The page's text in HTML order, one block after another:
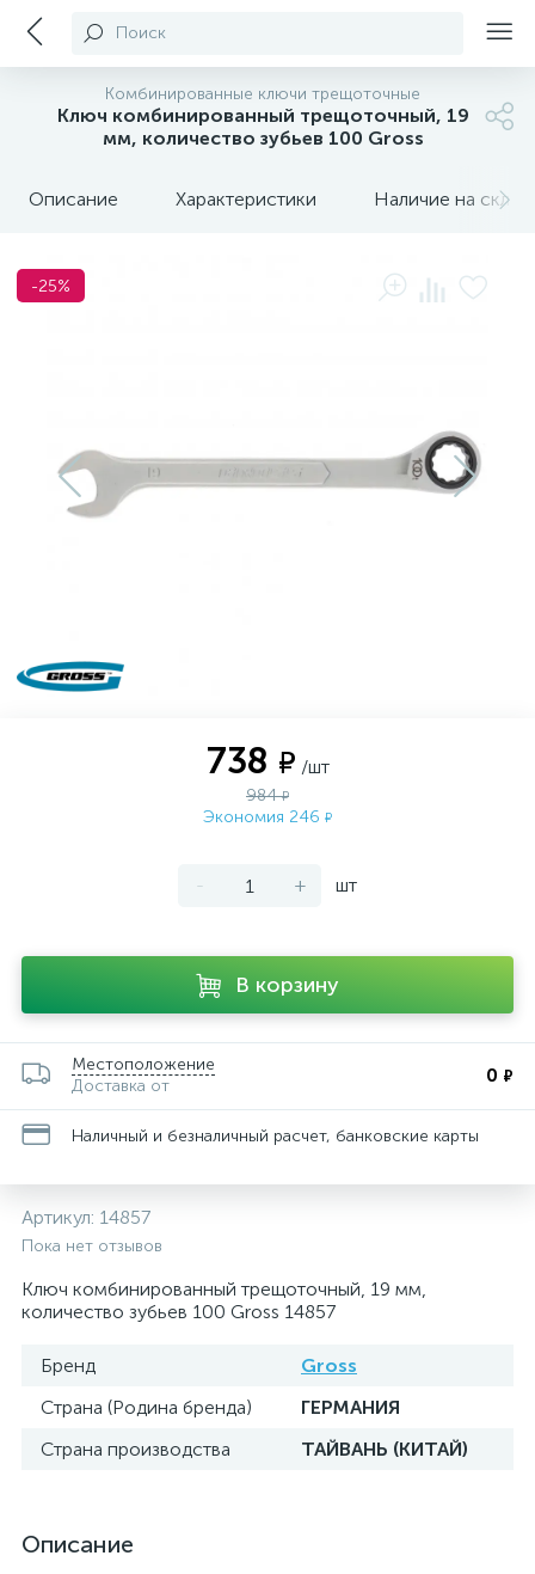
Поиск
Комбинированные ключи трещоточные
Ключ комбинированный трещоточный, 19
мм, количество зубьев 100 Gross
Описание Характеристики Наличие на
-25%
738 ₽ /шт
984₽
Экономия 246 ₽
- + шт
В корзину
Местоположение
Доставка от
0 ₽
Наличный и безналичный расчет, банковские карты
Артикул: 14857
Пока нет отзывов
Ключ комбинированный трещоточный, 19 мм,
количество зубьев 100 Gross 14857
Бренд
Gross
Страна (Родина бренда)
ГЕРМАНИЯ
Страна производства
ТАЙВАНЬ (КИТАЙ)
Описание